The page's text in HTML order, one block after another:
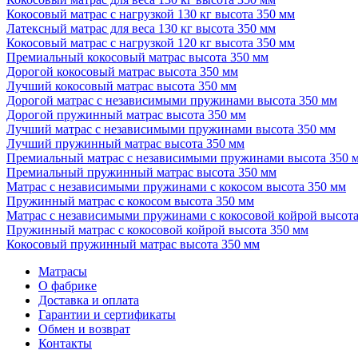
Кокосовый матрас с нагрузкой 130 кг высота 350 мм
Латексный матрас для веса 130 кг высота 350 мм
Кокосовый матрас с нагрузкой 120 кг высота 350 мм
Премиальный кокосовый матрас высота 350 мм
Дорогой кокосовый матрас высота 350 мм
Лучший кокосовый матрас высота 350 мм
Дорогой матрас с независимыми пружинами высота 350 мм
Дорогой пружинный матрас высота 350 мм
Лучший матрас с независимыми пружинами высота 350 мм
Лучший пружинный матрас высота 350 мм
Премиальный матрас с независимыми пружинами высота 350
Премиальный пружинный матрас высота 350 мм
Матрас с независимыми пружинами с кокосом высота 350 мм
Пружинный матрас с кокосом высота 350 мм
Матрас с независимыми пружинами с кокосовой койрой
Пружинный матрас с кокосовой койрой высота 350 мм
Кокосовый пружинный матрас высота 350 мм
Матрасы
О фабрике
Доставка и оплата
Гарантии и сертификаты
Обмен и возврат
Контакты